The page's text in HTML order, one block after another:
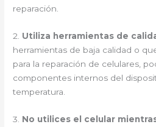
reparación.
2. Utiliza herramientas de
herramientas de baja calidad o
para la reparación de celulares,
componentes internos del
temperatura.
3. No utilices el celular